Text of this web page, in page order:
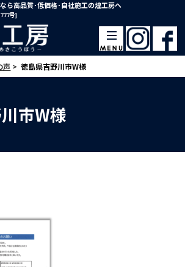
ら高品質･低価格･自社施工の煌工房へ
号]
声 > 徳島県吉野川市W様
市W様